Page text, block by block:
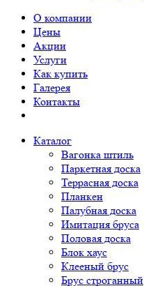
О компании
Цены
Акции
Услуги
Как купить
Галерея
Контакты
Каталог
Вагонка штиль
Паркетная доска
Террасная доска
Планкен
Палубная доска
Имитация бруса
Половая доска
Блок хаус
Клееный брус
Брус строганный